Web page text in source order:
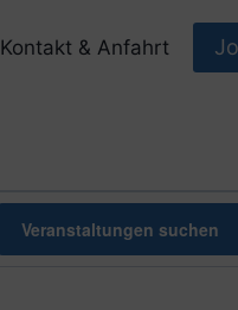
Kontakt & Anfahrt
Veranstaltungen suchen